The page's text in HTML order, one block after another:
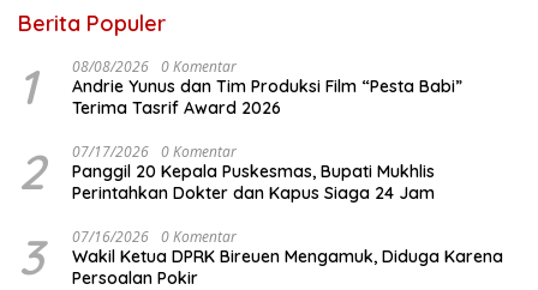
Berita Populer
1 08/08/2026 0 Komentar
Andrie Yunus dan Tim Produksi Film “Pesta Babi”
Terima Tasrif Award 2026
2 07/17/2026 0 Komentar
Panggil 20 Kepala Puskesmas, Bupati Mukhlis
Perintahkan Dokter dan Kapus Siaga 24 Jam
3 07/16/2026 0 Komentar
Wakil Ketua DPRK Bireuen Mengamuk, Diduga Karena
Persoalan Pokir